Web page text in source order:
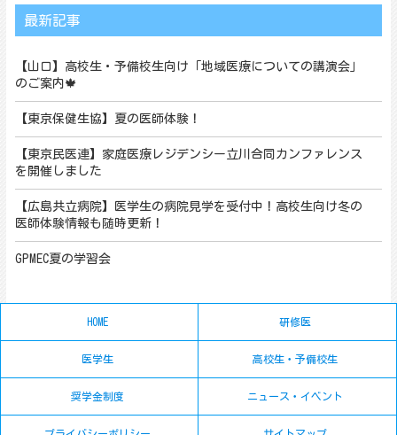
最新記事
【山口】高校生・予備校生向け「地域医療についての講演会」
のご案内🍁
【東京保健生協】夏の医師体験！
【東京民医連】家庭医療レジデンシー立川合同カンファレンス
を開催しました
【広島共立病院】医学生の病院見学を受付中！高校生向け冬の
医師体験情報も随時更新！
GPMEC夏の学習会
HOME 研修医
医学生 高校生・予備校生
奨学金制度 ニュース・イベント